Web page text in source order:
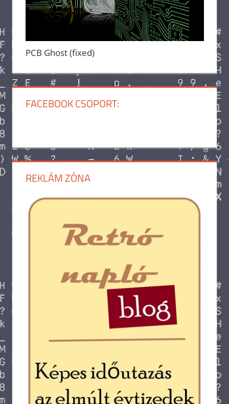
PCB Ghost (fixed)
FACEBOOK CSOPORT:
REKLÁM ZÓNA